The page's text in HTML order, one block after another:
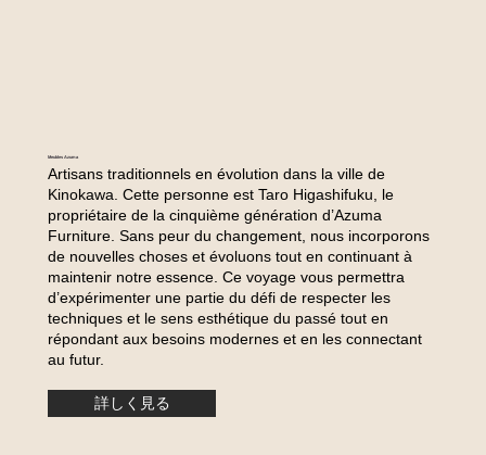
Meubles Azuma
Artisans traditionnels en évolution dans la ville de
Kinokawa. Cette personne est Taro Higashifuku, le
propriétaire de la cinquième génération d’Azuma
Furniture. Sans peur du changement, nous incorporons
de nouvelles choses et évoluons tout en continuant à
maintenir notre essence. Ce voyage vous permettra
d’expérimenter une partie du défi de respecter les
techniques et le sens esthétique du passé tout en
répondant aux besoins modernes et en les connectant
au futur.
詳しく見る